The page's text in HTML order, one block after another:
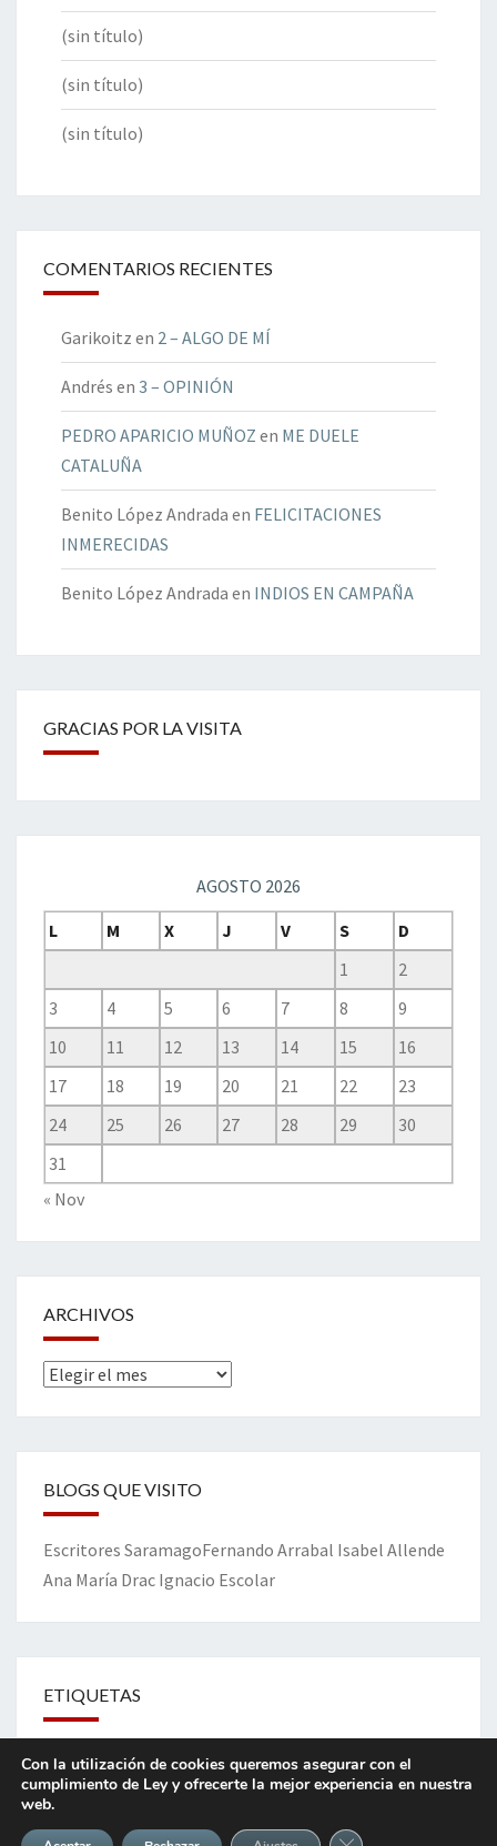
(sin título)
(sin título)
(sin título)
COMENTARIOS RECIENTES
Garikoitz en 2 – ALGO DE MÍ
Andrés en 3 – OPINIÓN
PEDRO APARICIO MUÑOZ en ME DUELE
CATALUÑA
Benito López Andrada en FELICITACIONES
INMERECIDAS
Benito López Andrada en INDIOS EN CAMPAÑA
GRACIAS POR LA VISITA
AGOSTO 2026
L
M X J V S
D
1
2
3
4 5 6 7 8
9
10
11 12 13 14 15
16
17
18 19 20 21 22
23
24
25 26 27 28 29
30
31
« Nov
ARCHIVOS
Archivos
BLOGS QUE VISITO
Escritores SaramagoFernando Arrabal Isabel Allende
Ana María Drac Ignacio Escolar
ETIQUETAS
amistad amor bitácora ciudadanos Constitución
corrupción democracia Dios
Con la utilización de cookies queremos asegurar con el
cumplimiento de Ley y ofrecerte la mejor experiencia en nuestra
web.
Cerrar el banner de